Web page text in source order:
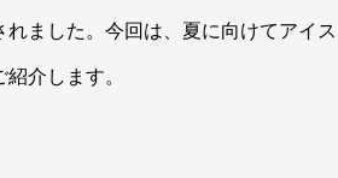
ました。今回は、夏に向けてアイス
介します。